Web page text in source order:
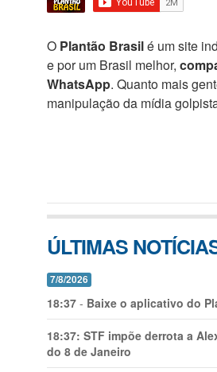
O Plantão Brasilé um site
e por um Brasil melhor,
WhatsApp. Quanto mais
manipulação da mídia
ÚLTIMAS
7/8/2026
18:37 - Baixe o aplicativo do
18:37: STF impõe derrota a
do 8 de Janeiro